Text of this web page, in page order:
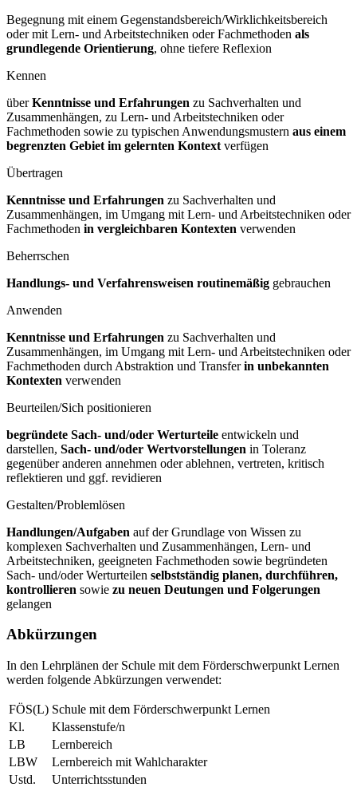
Begegnung mit einem Gegenstandsbereich/Wirklichkeitsbereich
oder mit Lern- und Arbeitstechniken oder Fachmethoden als
grundlegende Orientierung, ohne tiefere Reflexion
Kennen
überKenntnisse und Erfahrungen zu Sachverhalten und
Zusammenhängen, zu Lern- und Arbeitstechniken oder
Fachmethoden sowie zu typischen Anwendungsmustern aus einem
begrenzten Gebiet im gelernten Kontext verfügen
Übertragen
Kenntnisse und Erfahrungen zu Sachverhalten und
Zusammenhängen, im Umgang mit Lern- und Arbeitstechniken oder
Fachmethoden in vergleichbaren Kontexten verwenden
Beherrschen
Handlungs- und Verfahrensweisen routinemäßig gebrauchen
Anwenden
Kenntnisse und Erfahrungen zu Sachverhalten und
Zusammenhängen, im Umgang mit Lern- und Arbeitstechniken oder
Fachmethoden durch Abstraktion und Transferin unbekannten
Kontexten verwenden
Beurteilen/Sich positionieren
begründete Sach- und/oder Werturteile entwickeln und
darstellen, Sach- und/oder Wertvorstellungen in Toleranz
gegenüber anderen annehmen oder ablehnen, vertreten, kritisch
reflektieren und ggf. revidieren
Gestalten/Problemlösen
Handlungen/Aufgaben auf der Grundlage von Wissen zu
komplexen Sachverhalten und Zusammenhängen, Lern- und
Arbeitstechniken, geeigneten Fachmethoden sowie begründeten
Sach- und/oder Werturteilen selbstständig planen, durchführen,
kontrollieren sowie zu neuen Deutungen und Folgerungen
gelangen
Abkürzungen
In den Lehrplänen der Schule mit dem Förderschwerpunkt Lernen
werden folgende Abkürzungen verwendet:
FÖS(L) Schule mit dem Förderschwerpunkt Lernen
Kl.
Klassenstufe/n
LB
Lernbereich
LBW
Lernbereich mit Wahlcharakter
Ustd.
Unterrichtsstunden